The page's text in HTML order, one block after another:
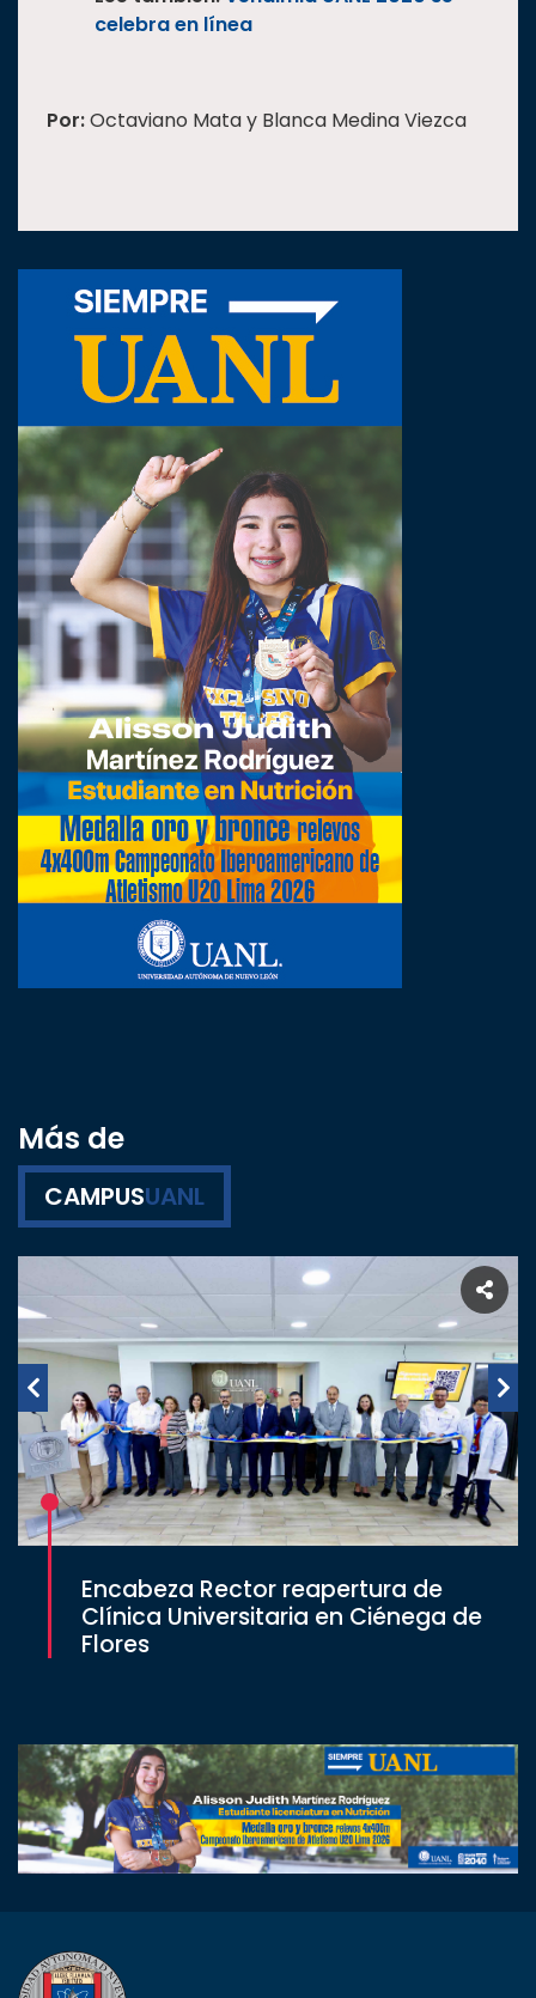
celebra en línea
Por:Octaviano Mata y Blanca Medina Viezca
Más de
CAMPUSUANL
Encabeza Rector reapertura de
Clínica Universitaria en Ciénega de
Flores